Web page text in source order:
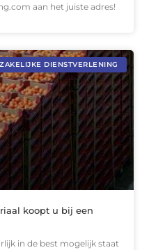
aan het juiste adres!
ZAKELIJKE DIENSTVERLENING
koopt u bij een
in de best mogelijk staat